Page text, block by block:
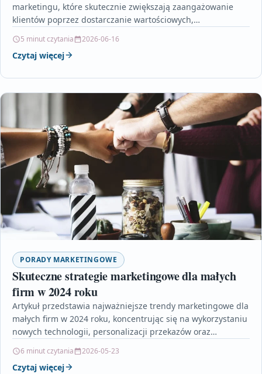
marketingu, które skutecznie zwiększają zaangażowanie
klientów poprzez dostarczanie wartościowych,
storytelling. Pokazuje, jak odpowiedni dobór…
5 minut czytania 2026-06-16
Czytaj więcej
PORADY MARKETINGOWE
Skuteczne strategie marketingowe dla małych
firm w 2024 roku
Artykuł przedstawia najważniejsze trendy marketingowe dla
małych firm w 2024 roku, koncentrując się na wykorzystaniu
nowych technologii, personalizacji przekazów oraz
6 minut czytania 2026-05-23
Czytaj więcej